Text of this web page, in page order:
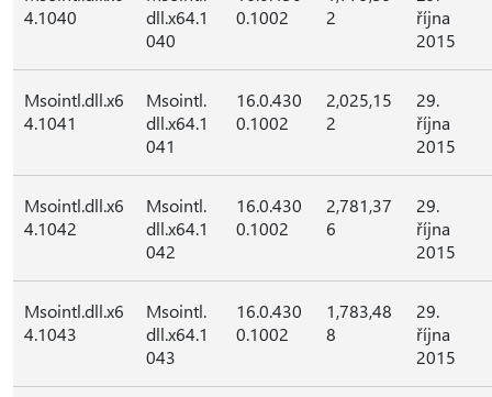
4.1040
dll.x64.1
040
0.1002
2
října
2015
Msointl.dll.x6
4.1041
Msointl.
dll.x64.1
041
16.0.430
0.1002
2,025,15
2
29.
října
2015
Msointl.dll.x6
4.1042
Msointl.
dll.x64.1
042
16.0.430
0.1002
2,781,37
6
29.
října
2015
Msointl.dll.x6
4.1043
Msointl.
dll.x64.1
043
16.0.430
0.1002
1,783,48
8
29.
října
2015